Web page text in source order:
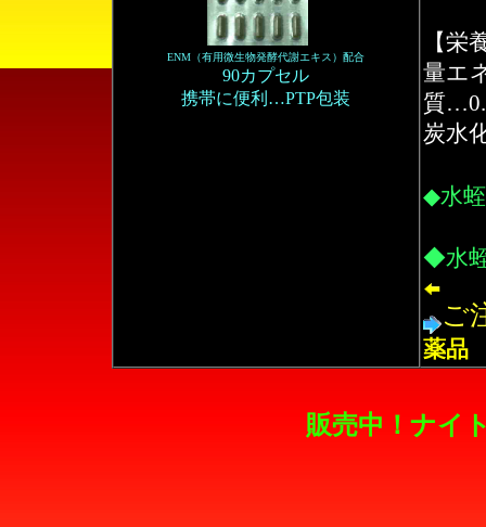
ENM（有用微生物発酵代謝エキス）配合
90カプセル
携帯に便利…PTP包装
【栄
量エ
質
炭水
◆水
◆水
ご
薬品
販売中！ナイ